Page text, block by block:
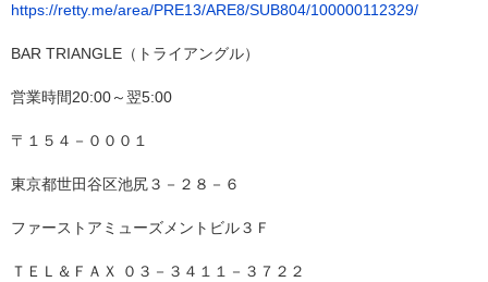
https://retty.me/area/PRE13/ARE8/SUB804/100000112329/
BAR TRIANGLE（トライアングル）
営業時間20:00～翌5:00
〒１５４－０００１
東京都世田谷区池尻３－２８－６
ファーストアミューズメントビル３Ｆ
ＴＥＬ＆ＦＡＸ ０３－３４１１－３７２２